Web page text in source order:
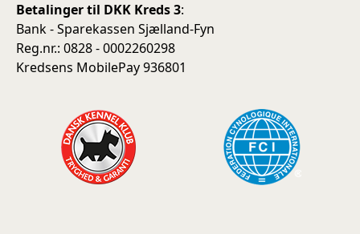
Betalinger til DKK Kreds 3:
Bank - Sparekassen Sjælland-Fyn
Reg.nr.: 0828 - 0002260298
Kredsens MobilePay 936801